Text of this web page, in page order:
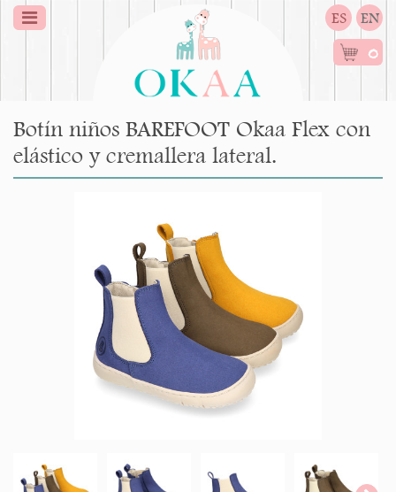
ES EN
0
Botín niños BAREFOOT Okaa Flex con
elástico y cremallera lateral.